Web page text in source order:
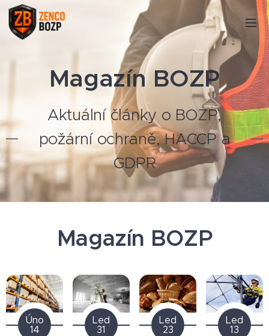
Magazín BOZP
Aktuální články o BOZP,
požární ochraně, HACCP a
GDPR
Magazín BOZP
Úno
14
Led
31
Led
23
Led
13